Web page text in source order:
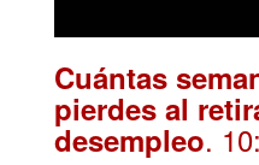
Cuántas
pierdes al
desempleo.